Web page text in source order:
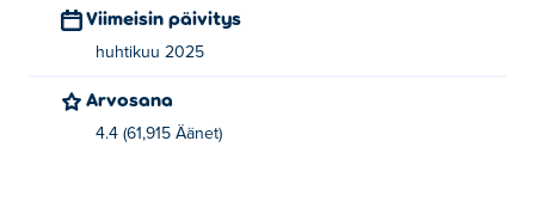
Viimeisin päivitys
huhtikuu 2025
Arvosana
4.4 (61,915 Äänet)